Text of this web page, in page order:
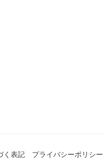
く表記 プライバシーポリシー